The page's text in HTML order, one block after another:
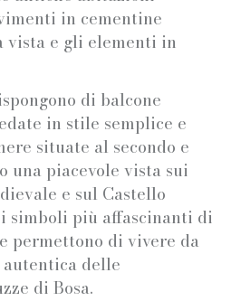
in cementine
e gli elementi in
di balcone
in stile semplice e
situate al secondo e
una piacevole vista sui
e sul Castello
simboli più affascinanti di
permettono di vivere da
delle
di Bosa.